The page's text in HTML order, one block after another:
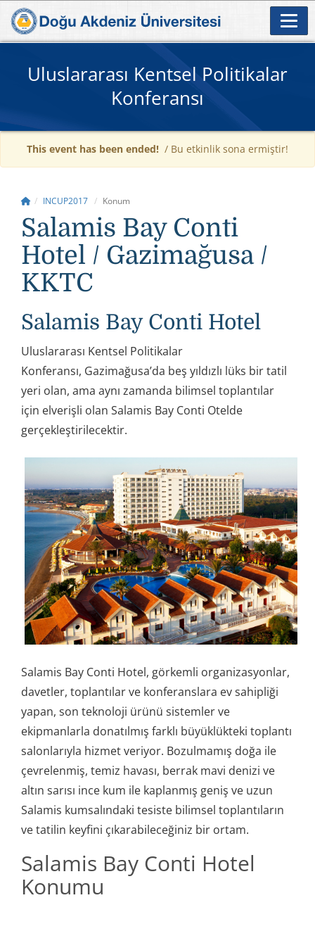
Uluslararası Kentsel Politikalar
Konferansı
This event has been ended! / Bu etkinlik sona ermiştir!
INCUP2017 Konum
Salamis Bay Conti
Hotel / Gazimağusa /
KKTC
Salamis Bay Conti Hotel
Uluslararası Kentsel Politikalar
Konferansı, Gazimağusa’da beş yıldızlı lüks bir tatil
yeri olan, ama aynı zamanda bilimsel toplantılar
için elverişli olan Salamis Bay Conti Otelde
gerçekleştirilecektir.
Salamis Bay Conti Hotel, görkemli organizasyonlar,
davetler, toplantılar ve konferanslara ev sahipliği
yapan, son teknoloji ürünü sistemler ve
ekipmanlarla donatılmış farklı büyüklükteki toplantı
salonlarıyla hizmet veriyor. Bozulmamış doğa ile
çevrelenmiş, temiz havası, berrak mavi denizi ve
altın sarısı ince kum ile kaplanmış geniş ve uzun
Salamis kumsalındaki tesiste bilimsel toplantıların
ve tatilin keyfini çıkarabileceğiniz bir ortam.
Salamis Bay Conti Hotel
Konumu